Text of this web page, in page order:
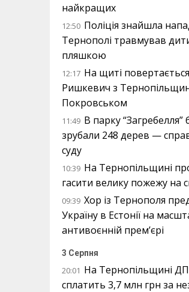
найкращих
12:50 Поліція знайшла
Тернополі травмував
пляшкою
12:17 На щиті
Ришкевич з
Покровськом
11:49 В парку “Загребелля”
зрубали 248 дерев —
суду
10:39 На Тернопільщині
гасити велику пожежу на
09:39 Хор із Тернополя
Україну в Естонії на
антивоєнній прем’єрі
3 Серпня
20:01 На Тернопільщині ДП
сплатить 3,7 млн грн за